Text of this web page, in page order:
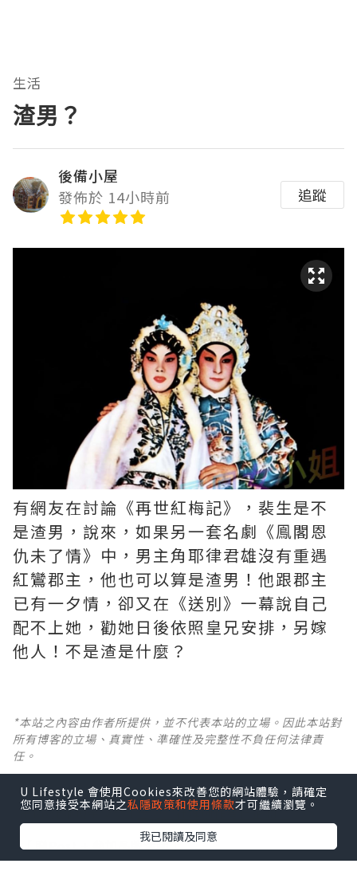
生活
渣男？
後備小屋
發佈於 14小時前
追蹤
有網友在討論《再世紅梅記》，裴生是不
是渣男，說來，如果另一套名劇《鳯閣恩
仇未了情》中，男主角耶律君雄沒有重遇
紅鸞郡主，他也可以算是渣男！他跟郡主
已有一夕情，卻又在《送別》一幕說自己
配不上她，勸她日後依照皇兄安排，另嫁
他人！不是渣是什麼？ ​​​
*本站之內容由作者所提供，並不代表本站的立場。因此本站對
所有博客的立場、真實性、準確性及完整性不負任何法律責
任。
【 U Creator 招募 】
出Post賺現金獎賞 l登記《社群創作有價企劃》
【 睇Post + 參加品牌活動 】
瀏覽更多社群打卡丶旅遊丶美食丶親子丶寵物丶扮靚
U Lifestyle 會使用Cookies來改善您的網站體驗，請確定
您同意接受本網站之私隱政策和使用條款才可繼續瀏覽。
我已閱讀及同意